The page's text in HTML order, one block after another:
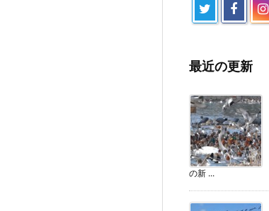
最近の更新
の新 ...